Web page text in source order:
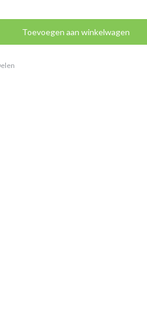
Toevoegen aan winkelwagen